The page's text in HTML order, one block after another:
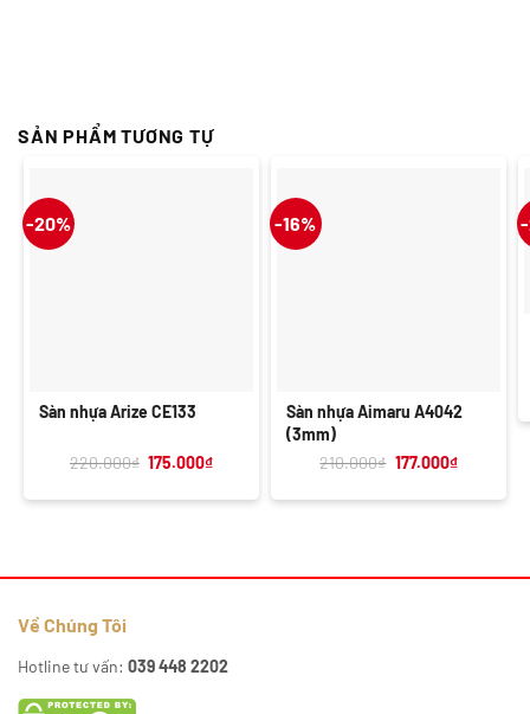
SẢN PHẨM TƯƠNG TỰ
-20%
Sàn nhựa Arize CE133
220.000₫ Giá
220.000₫.
175.000₫Giá
là:
-16%
Sàn nhựa Aimaru A4042
(3mm)
210.000₫ Giá
210.000₫.
177.000₫Giá
là:
Về Chúng Tôi
Hotline tư vấn: 039 448 2202